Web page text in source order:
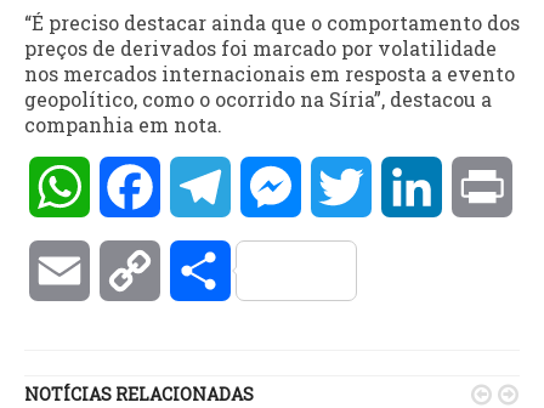
“É preciso destacar ainda que o comportamento dos
preços de derivados foi marcado por volatilidade
nos mercados internacionais em resposta a evento
geopolítico, como o ocorrido na Síria”, destacou a
companhia em nota.
WhatsAppFacebookTelegramMessengerTwitter LinkedIn
Email Copy Compartilhar
NOTÍCIAS RELACIONADAS  